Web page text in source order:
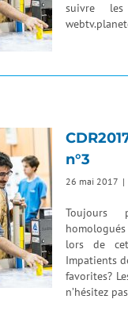
suivre
n°3
26 mai 2017 |
Toujours
lors de
Impatients
favorites?
n’hésitez